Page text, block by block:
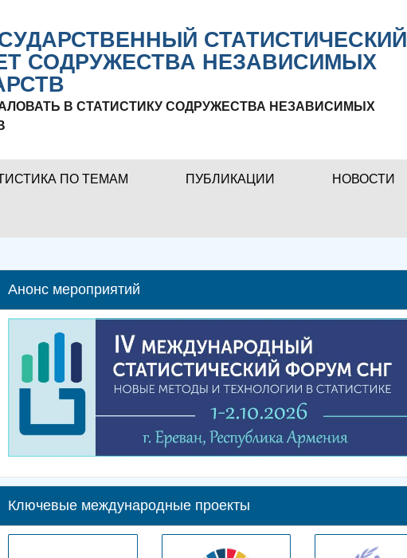
СТАТИСТИЧЕСКИЙ
СОДРУЖЕСТВА НЕЗАВИСИМЫХ
В СТАТИСТИКУ СОДРУЖЕСТВА НЕЗАВИСИМЫХ
ПО ТЕМАМ ПУБЛИКАЦИИ НОВОСТИ
Анонс мероприятий
Ключевые международные проекты